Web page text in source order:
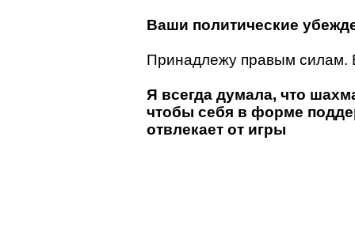
Ваши политические
Принадлежу правым силам.
Я всегда думала, что
чтобы себя в форме
отвлекает от игры